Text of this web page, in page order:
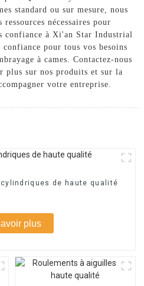
standard ou sur mesure, nous
nécessaires pour
confiance à Xi'an Star Industrial
pour tous vos besoins
à cames. Contactez-nous
plus sur nos produits et sur la
votre entreprise.
de haute qualité
plus